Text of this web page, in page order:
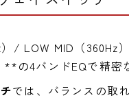
/ LOW MID（360Hz
**の4バンドEQで精密
では、バランスの取